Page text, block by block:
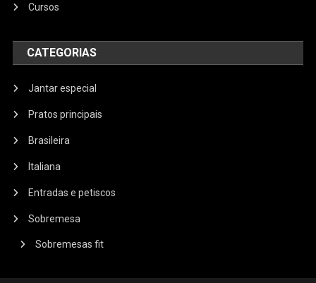
Cursos
CATEGORIAS
Jantar especial
Pratos principais
Brasileira
Italiana
Entradas e petiscos
Sobremesa
Sobremesas fit